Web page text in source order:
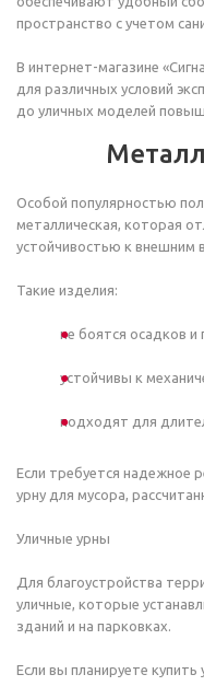
пространство с учетом
В интернет-магазине
для различных условий
до уличных моделей
Особой популярностью
металлическая, которая
устойчивостью к внешним
Такие изделия:
не боятся осадков
устойчивы к
подходят для
Если требуется надежное
урну для мусора,
Уличные урны
Для благоустройства
уличные, которые
зданий и на парковках.
Если вы планируете